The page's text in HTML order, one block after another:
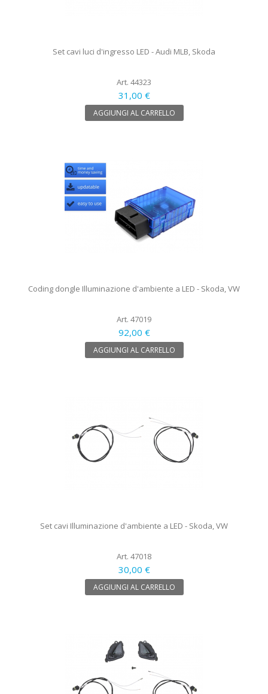
Set cavi luci d'ingresso LED - Audi MLB, Skoda
Art. 44323
31,00 €
AGGIUNGI AL CARRELLO
Coding dongle Illuminazione d'ambiente a LED - Skoda, VW
Art. 47019
92,00 €
AGGIUNGI AL CARRELLO
Set cavi Illuminazione d'ambiente a LED - Skoda, VW
Art. 47018
30,00 €
AGGIUNGI AL CARRELLO